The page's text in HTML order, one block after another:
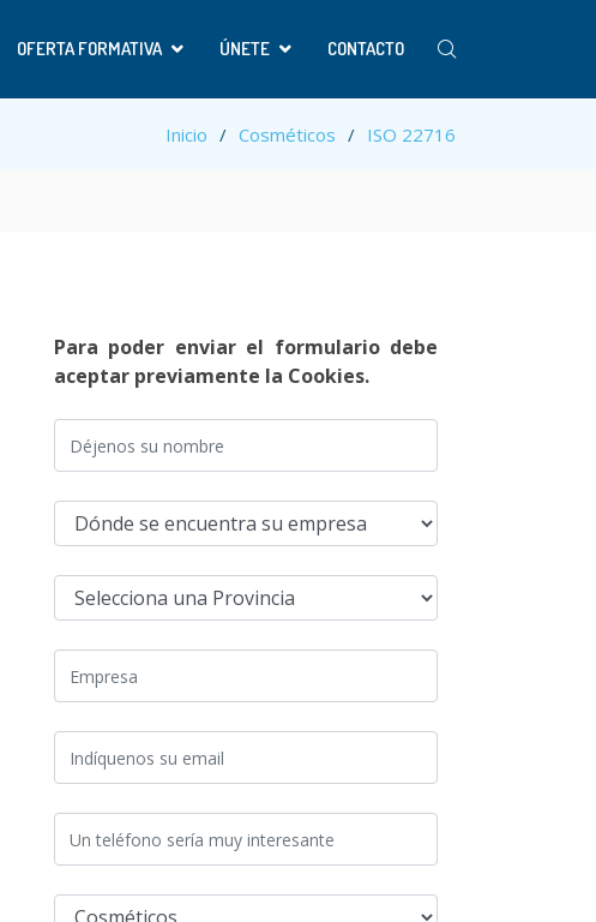
OFERTA FORMATIVA ÚNETE CONTACTO
Inicio Cosméticos ISO 22716
Para poder enviar el formulario debe
aceptar previamente la Cookies.